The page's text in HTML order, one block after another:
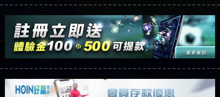
被騙資金
ALYWS是詐騙嗎 （ALYWS）無法出金 請小心群組暗椿
者免費援助賴zg369）當當詐騙 當當是不是詐騙 當
當是真的嗎 當當是詐騙嗎 六旬老婦深信當當高獲
利回報被騙的家破人亡
【其他問題】用理性數據指路，開啟你的高回報
娛樂之旅
【其他問題】【老玩家不藏私】2025 線上老虎機
這樣挑！RTP、波動率和平台安全的全攻略！
【推薦博弈】這款《ATG 武俠》老虎機真的猛！玩
過才知道什麼叫超過3萬種中獎方式！
【推薦博弈】BNG電子遊戲完整攻略！熱門老虎
51,000倍數玩法攻略，輕鬆稱霸老虎機！
【其他問題】「拆解力智投資詐騙套路緊急追討
【黃伊珊】不推薦爛公司
【陳順堪】星匯娛樂城出金幾次後贏錢就不給出
金
【陳順堪】黑網出金幾次後贏了就不出金出
【玩運彩】
【asd】唬爛不出金黑網垃圾平台
【蘇俊曄】所以會出金嗎現在也是一樣的狀況
【侯依揚】廢物喔
【傑】推代理真的好相處